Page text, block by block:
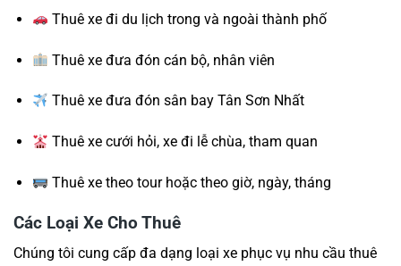
Thuê xe đi du lịch trong và ngoài thành phố
Thuê xe đưa đón cán bộ, nhân viên
Thuê xe đưa đón sân bay Tân Sơn Nhất
Thuê xe cưới hỏi, xe đi lễ chùa, tham quan
Thuê xe theo tour hoặc theo giờ, ngày, tháng
Các Loại Xe Cho Thuê
Chúng tôi cung cấp đa dạng loại xe phục vụ nhu cầu thuê